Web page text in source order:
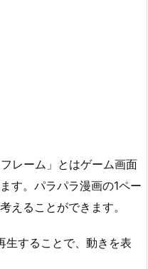
レーム」とはゲーム画面
す。パラパラ漫画の1ペー
えることができます。
生することで、動きを表